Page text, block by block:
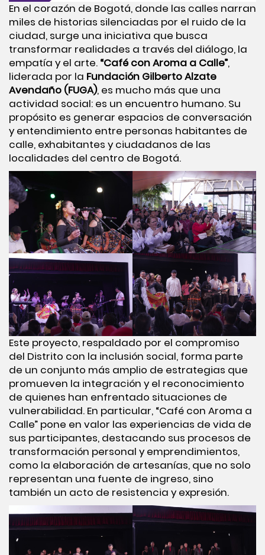
En el corazón de Bogotá, donde las calles narran
miles de historias silenciadas por el ruido de la
ciudad, surge una iniciativa que busca
transformar realidades a través del diálogo, la
empatía y el arte. “Café con Aroma a Calle”,
liderada por la Fundación Gilberto Alzate
Avendaño (FUGA), es mucho más que una
actividad social: es un encuentro humano. Su
propósito es generar espacios de conversación
y entendimiento entre personas habitantes de
calle, exhabitantes y ciudadanos de las
localidades del centro de Bogotá.
Este proyecto, respaldado por el compromiso
del Distrito con la inclusión social, forma parte
de un conjunto más amplio de estrategias que
promueven la integración y el reconocimiento
de quienes han enfrentado situaciones de
vulnerabilidad. En particular, “Café con Aroma a
Calle” pone en valor las experiencias de vida de
sus participantes, destacando sus procesos de
transformación personal y emprendimientos,
como la elaboración de artesanías, que no solo
representan una fuente de ingreso, sino
también un acto de resistencia y expresión.